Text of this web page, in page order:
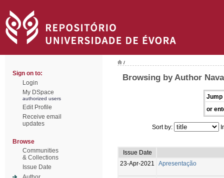
Sign on to:
Login
My DSpace
authorized users
Edit Profile
Receive email
updates
Browse
Communities
& Collections
Issue Date
/
Browsing by Author
Jump
or
Sort by:
Issue Date
23-Apr-2021
Apresentação